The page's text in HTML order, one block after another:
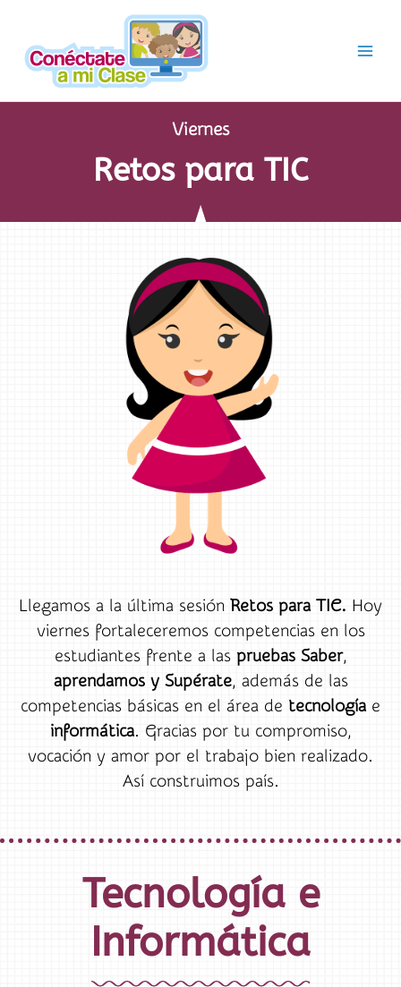
contenido
Viernes
Retos para TIC
Llegamos a la última sesión Retos para TIC. Hoy
viernes fortaleceremos competencias en los
estudiantes frente a las pruebas Saber,
aprendamos y Supérate, además de las
competencias básicas en el área de tecnologíae
informática. Gracias por tu compromiso,
vocación y amor por el trabajo bien realizado.
Así construimos país.
Tecnología e
Informática